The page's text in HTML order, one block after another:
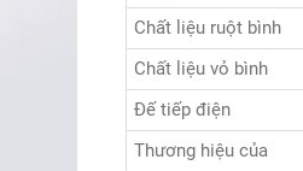
Chất liệu ruột bình
Chất liệu vỏ bình
Đế tiếp điện
Thương hiệu của